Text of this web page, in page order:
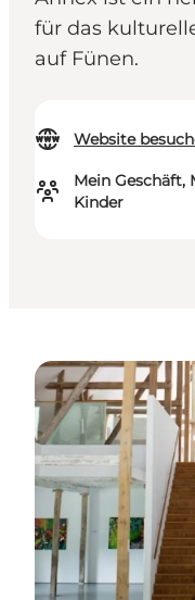
für das
auf Fünen.
Website
Mein Geschäft,
Kinder